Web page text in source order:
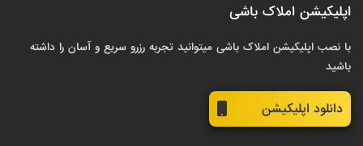
اپلیکیشن املاک باشی
با نصب اپلیکیشن املاک باشی میتوانید تجربه رزرو سریع و آسان را داشته
باشید
دانلود اپلیکیشن